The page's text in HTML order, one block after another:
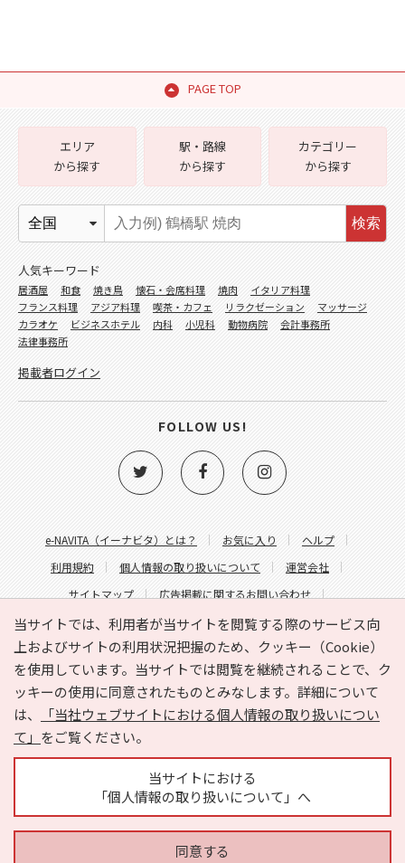
PAGE TOP
当サイトでは、利用者が当サイトを閲覧する際のサービス向
上およびサイトの利用状況把握のため、クッキー（Cookie）
を使用しています。当サイトでは閲覧を継続されることで、ク
ッキーの使用に同意されたものとみなします。詳細について
は、
「当社ウェブサイトにおける個人情報の取り扱いについ
て」 をご覧ください。
当サイトにおける
「個人情報の取り扱いについて」へ
同意する
e-NAVITA（イーナビタ）とは？ お気に入り
ヘルプ
利用規約
個人情報の取り扱いについて
運営会社
サイトマップ
広告掲載に関するお問い合わせ
サイトの内容に関するお問い合わせ
エリア
から探す
駅・路線
から探す
カテゴリー
から探す
検索
人気キーワード
居酒屋 和食 焼き鳥 懐石・会席料理 焼肉
イタリア料理
フランス料理
アジア料理 喫茶・カフェ リラクゼーション
マッサージ
カラオケ
ビジネスホテル 内科 小児科 動物病院
会計事務所
法律事務所
掲載者ログイン
FOLLOW US!
Copyright © HYOJITO.Co.,Ltd. All Rights Reserved.